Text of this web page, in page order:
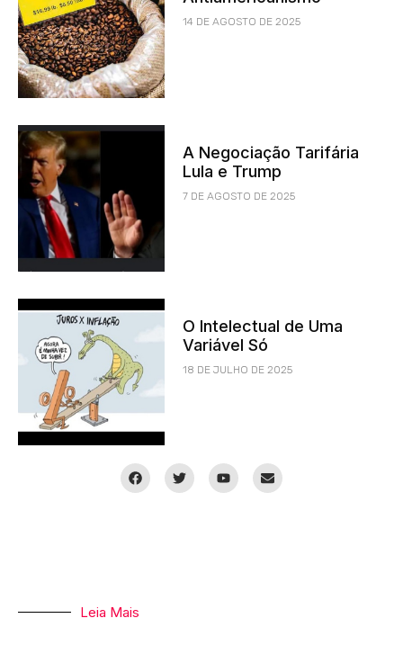
14 DE AGOSTO DE 2025
A Negociação Tarifária
Lula e Trump
7 DE AGOSTO DE 2025
O Intelectual de Uma
Variável Só
18 DE JULHO DE 2025
Leia Mais